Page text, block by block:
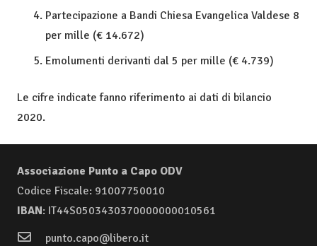
Partecipazione a Bandi Chiesa Evangelica Valdese 8
per mille (€ 14.672)
Emolumenti derivanti dal 5 per mille (€ 4.739)
Le cifre indicate fanno riferimento ai dati di bilancio
2020.
Associazione Punto a Capo ODV
Codice Fiscale: 91007750010
IBAN: IT44S0503430370000000010561
punto.capo@libero.it